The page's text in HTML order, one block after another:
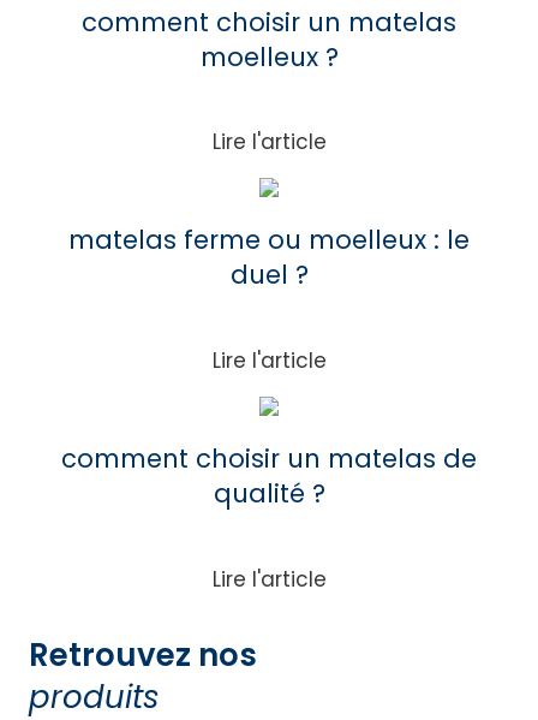
comment choisir un matelas
moelleux ?
Lire l'article
matelas ferme ou moelleux : le
duel ?
Lire l'article
comment choisir un matelas de
qualité ?
Lire l'article
Retrouvez nos
produits